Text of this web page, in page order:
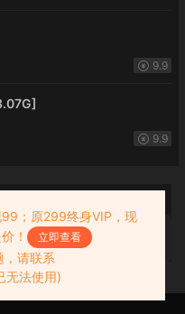
9.9
9.9
；原299终身VIP，现
！
立即查看
，请联系
无法使用)